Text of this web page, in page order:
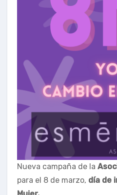
Nueva campaña de la
para el 8 de marzo, día de